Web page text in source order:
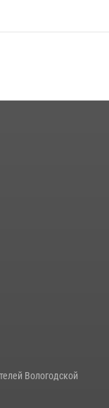
Вологодской